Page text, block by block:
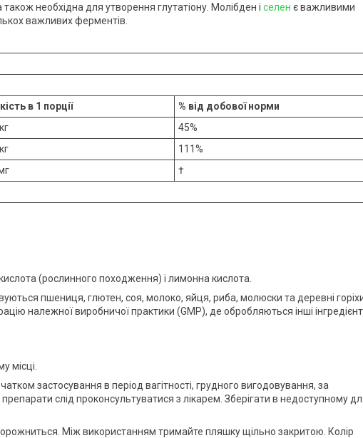
також необхідна для утворення глутатіону. Молібден і селен є важливими
важливих ферментів.
в 1 порції
% від добової норми
45%
111%
†
(рослинного походження) і лимонна кислота.
пшениця, глютен, соя, молоко, яйця, риба, молюски та деревні
належної виробничої практики (GMP), де обробляються інші
місці.
застосування в період вагітності, грудного вигодовування, за
слід проконсультуватися з лікарем. Зберігати в недоступному
Між використанням тримайте пляшку щільно закритою. Колір